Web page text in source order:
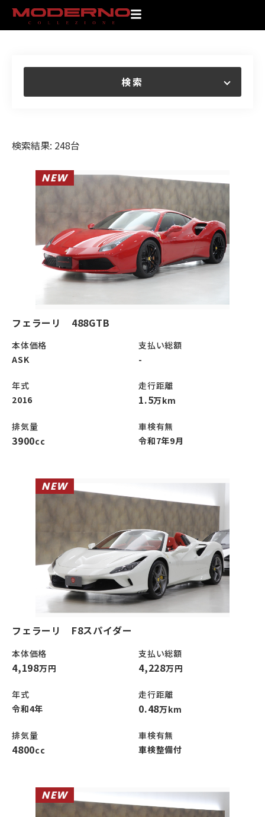
検索
検索結果: 248台
NEW
フェラーリ 488GTB
本体価格
ASK
支払い総額
-
年式
2016
走行距離
1.5万km
排気量
3900cc
車検有無
令和7年9月
NEW
フェラーリ F8スパイダー
本体価格
4,198万円
支払い総額
4,228万円
年式
令和4年
走行距離
0.48万km
排気量
4800cc
車検有無
車検整備付
NEW